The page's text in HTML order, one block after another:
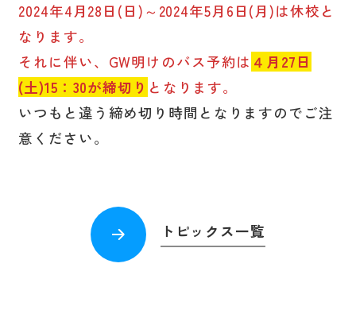
学校案内
よくある質問
営業カレンダー
在校生の方へ
2024年4月28日(日)～2024年5月6日(月)は休校と
なります。
それに伴い、GW明けのバス予約は ４月27日
(土)15：30が締切り となります。
いつもと違う締め切り時間となりますのでご注
意ください。
トピックス一覧